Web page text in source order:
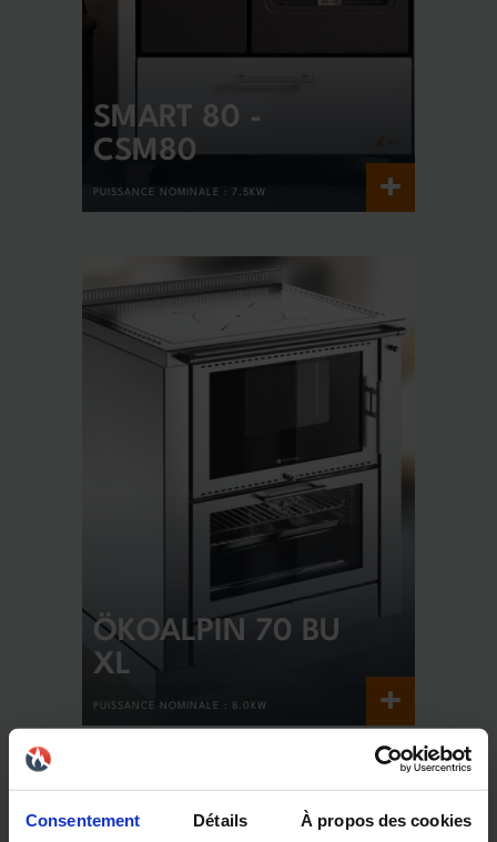
Consentement Détails À propos des cookies
SMART 80 -
CSM80
PUISSANCE NOMINALE : 7.5KW +
ÖKOALPIN 70 BU
XL
PUISSANCE NOMINALE : 8.0KW +